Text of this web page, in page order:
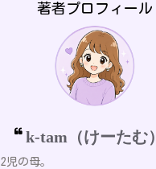
著者プロフィール
k-tam（けーたむ）
2児の母。